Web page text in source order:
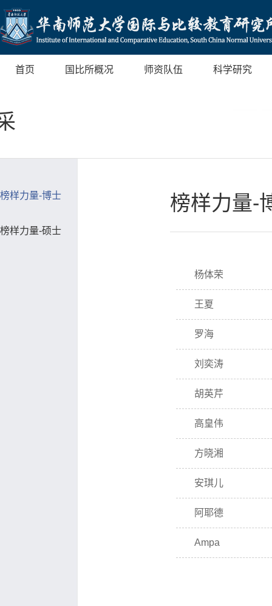
首页 国比所概况 师资队伍 科学研究
榜样力量-博士
榜样力量-硕士
榜样力量-
杨体荣
王夏
罗海
刘奕涛
胡英芹
高皇伟
方晓湘
安琪儿
阿耶德
Ampa